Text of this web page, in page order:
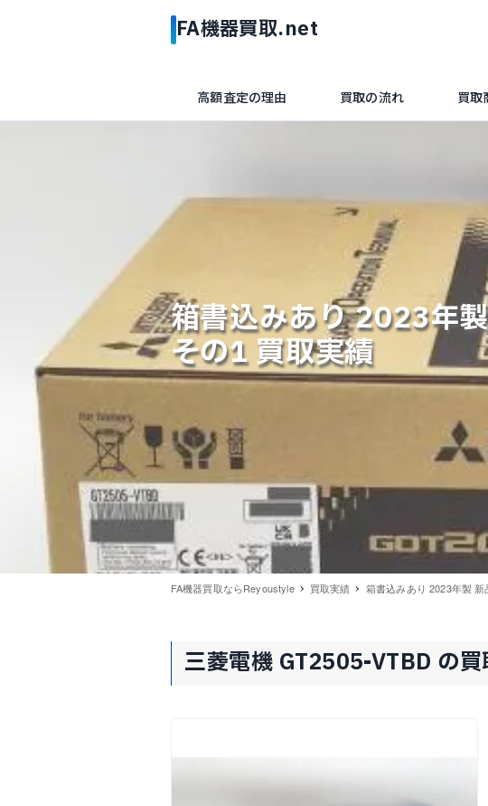
高額査定の理由 買取の流れ 買取
箱書込みあり 2023年
その1 買取実績
FA機器買取ならReyoustyle 買取実績 箱書込みあり 2023年製
三菱電機 GT2505-VTBD の買